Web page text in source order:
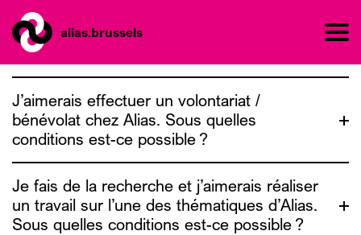
alias.brussels
J’aimerais effectuer un volontariat /
bénévolat chez Alias. Sous quelles
conditions est-ce possible ?
contact@alias.brussels
Je fais de la recherche et j’aimerais réaliser
un travail sur l’une des thématiques d’Alias.
Sous quelles conditions est-ce possible ?